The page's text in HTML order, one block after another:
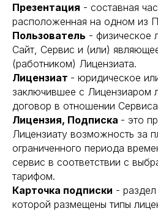
Презентация - составная
расположенная на одном из
Пользователь - физическое
Сайт, Сервис и (или)
(работником) Лицензиата.
Лицензиат - юридическое
заключившее с Лицензиаром
договор в отношении
Лицензия, Подписка - это
Лицензиату возможность за
ограниченного периода
сервис в соответствии с
тарифом.
Карточка подписки -
которой размещены типы